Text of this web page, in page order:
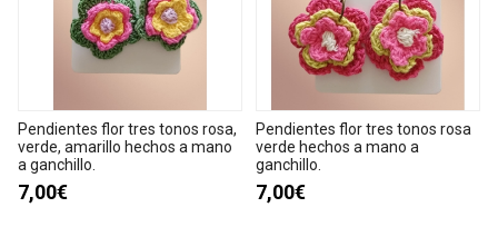
Pendientes flor tres tonos rosa,
verde, amarillo hechos a mano
a ganchillo.
7,00€
Pendientes flor tres tonos rosa
verde hechos a mano a
ganchillo.
7,00€